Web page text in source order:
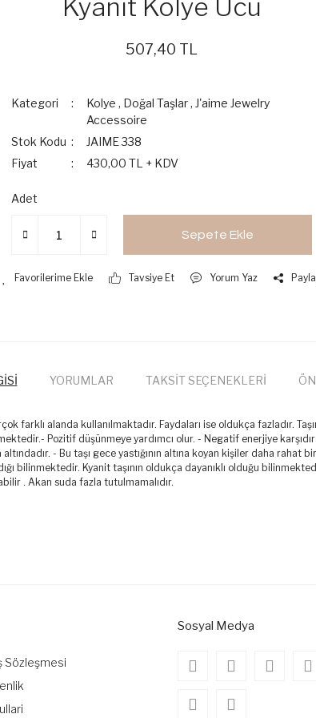
Kyanit Kolye Ucu
507,40 TL
Kategori Kolye , Doğal Taşlar, J'aime Jewelry
Accessoire
Stok Kodu
JAIME 338
Fiyat
430,00 TL + KDV
Adet
Sepete Ekle
Tavsiye Et Yorum Yaz
YORUMLAR TAKSİT SEÇENEKLERİ
farklı alanda kullanılmaktadır. Faydaları ise oldukça fazladır.
Pozitif düşünmeye yardımcı olur. - Negatif enerjiye
- Bu taşı gece yastığının altına koyan kişiler daha rahat
bilinmektedir. Kyanit taşının oldukça dayanıklı olduğu
. Akan suda fazla tutulmamalıdır.
Sözleşmesi
Sosyal Medya